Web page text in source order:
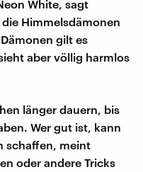
White, sagt
Himmelsdämonen
gilt es
aber völlig harmlos
länger dauern, bis
Wer gut ist, kann
schaffen, meint
oder andere Tricks